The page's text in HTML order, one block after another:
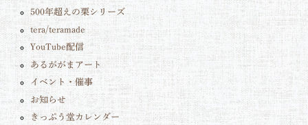
500年超えの栗シリーズ
tera/teramade
YouTube配信
あるががまアート
イベント・催事
お知らせ
きっぷう堂カレンダー